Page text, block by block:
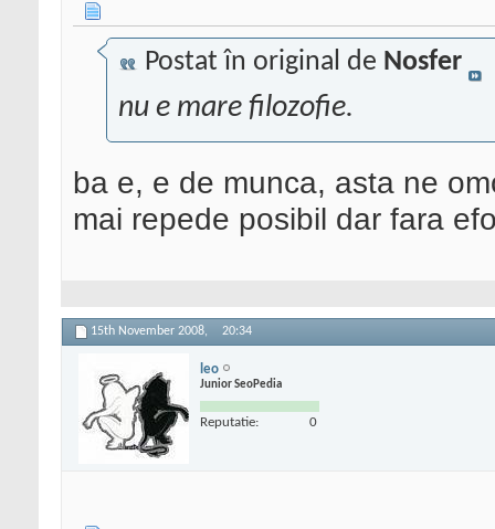
Postat în original de Nosfer
nu e mare filozofie.
ba e, e de munca, asta ne
mai repede posibil dar fara
15th November 2008, 20:34
leo
Junior SeoPedia
Reputatie: 0